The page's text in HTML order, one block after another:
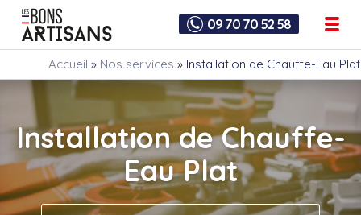
09 70 70 52 58
Accueil » Nos services » Installation de Chauffe-Eau Plat
Installation de Chauffe-
Eau Plat